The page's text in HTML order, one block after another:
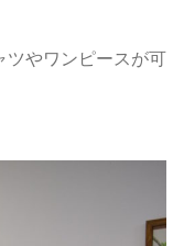
ツやワンピースが可